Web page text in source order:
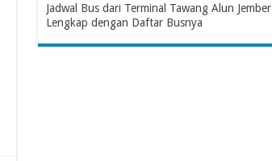
Jadwal Bus dari Terminal Tawang Alun Jember
Lengkap dengan Daftar Busnya